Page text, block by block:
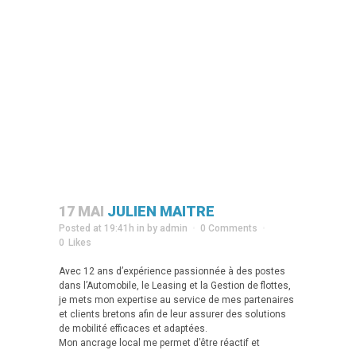
17 MAI JULIEN MAITRE
Posted at 19:41h in by admin
0 Comments
0 Likes
Avec 12 ans d’expérience passionnée à des postes
dans l’Automobile, le Leasing et la Gestion de flottes,
je mets mon expertise au service de mes partenaires
et clients bretons afin de leur assurer des solutions
de mobilité efficaces et adaptées.
Mon ancrage local me permet d’être réactif et